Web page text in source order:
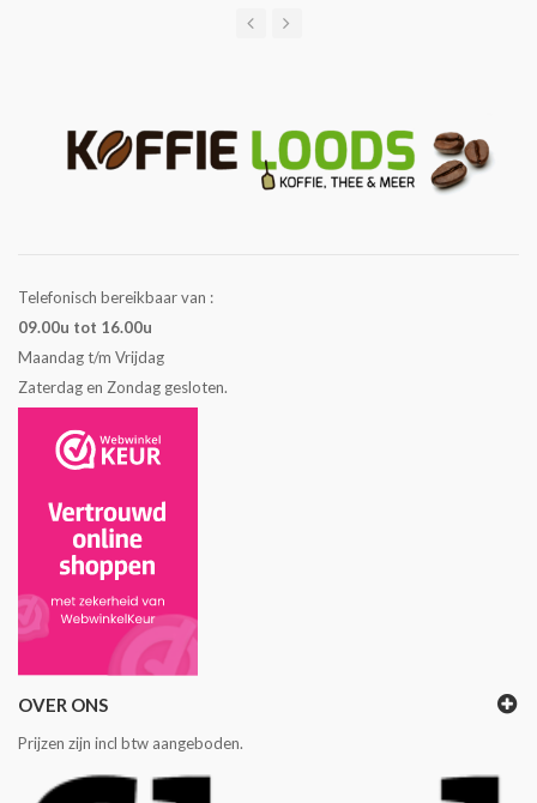
Telefonisch bereikbaar van :
09.00u tot 16.00u
Maandag t/m Vrijdag
Zaterdag en Zondag gesloten.
OVER ONS
Prijzen zijn incl btw aangeboden.